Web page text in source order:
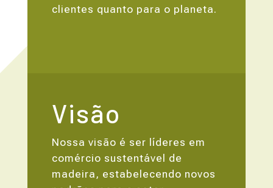
clientes quanto para o planeta.
Visão
Nossa visão é ser líderes em
comércio sustentável de
madeira, estabelecendo novos